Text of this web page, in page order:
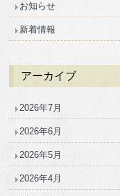
お知らせ
新着情報
アーカイブ
2026年7月
2026年6月
2026年5月
2026年4月